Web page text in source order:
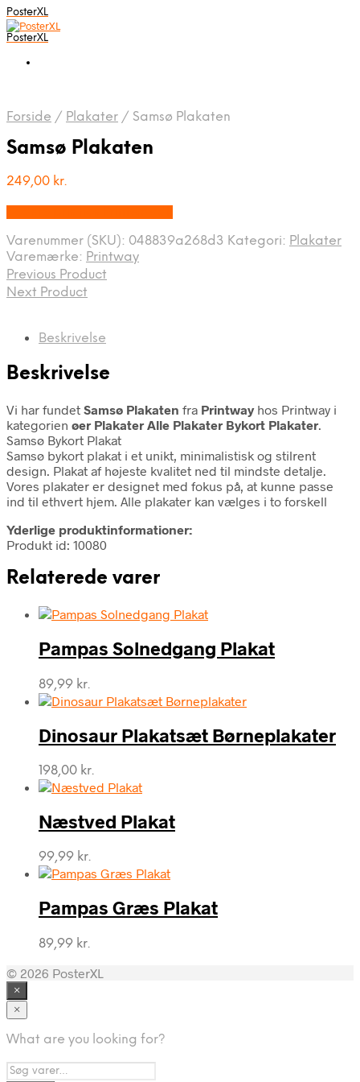
PosterXL
PosterXL
Forside / Plakater / Samsø Plakaten
Samsø Plakaten
249,00 kr.
Varenummer (SKU): 048839a268d3 Kategori: Plakater
Varemærke: Printway
Previous Product
Next Product
Beskrivelse
Beskrivelse
Vi har fundet Samsø Plakaten fra Printwayhos Printway i
kategorien øer Plakater Alle Plakater Bykort Plakater.
Samsø Bykort Plakat
Samsø bykort plakat i et unikt, minimalistisk og stilrent
design. Plakat af højeste kvalitet ned til mindste detalje.
Vores plakater er designet med fokus på, at kunne passe
ind til ethvert hjem. Alle plakater kan vælges i to forskell
Yderlige produktinformationer:
Produkt id: 10080
Relaterede varer
Pampas Solnedgang Plakat
89,99 kr.
Dinosaur Plakatsæt Børneplakater
198,00 kr.
Næstved Plakat
99,99 kr.
Pampas Græs Plakat
89,99 kr.
© 2026 PosterXL
×
×
What are you looking for?